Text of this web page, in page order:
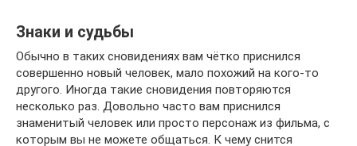
Знаки и судьбы
Обычно в таких сновидениях вам чётко приснился
совершенно новый человек, мало похожий на кого-то
другого. Иногда такие сновидения повторяются
несколько раз. Довольно часто вам приснился
знаменитый человек или просто персонаж из фильма, с
которым вы не можете общаться. К чему снится